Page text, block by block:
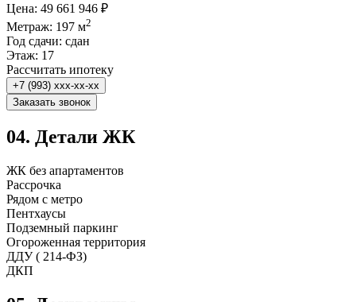
Цена: 49 661 946 ₽
Метраж: 197 м2
Год сдачи: сдан
Этаж: 17
Рассчитать ипотеку
+7 (993) xxx-xx-xx
Заказать звонок
04. Детали ЖК
ЖК без апартаментов
Рассрочка
Рядом с метро
Пентхаусы
Подземный паркинг
Огороженная территория
ДДУ ( 214-ФЗ)
ДКП